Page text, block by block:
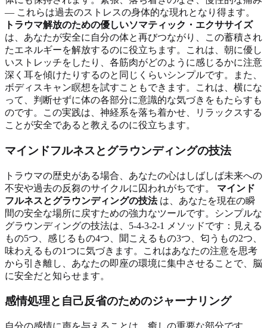
— これらは過去のストレスの身体的な現れとなり得ます。
トラウマ解放のための優しいソマティック・エクササイズ
は、あなたが安全に自分の体と再びつながり、この蓄積され
たエネルギーを解放するのに役立ちます。これは、朝に優し
いストレッチをしたり、各筋肉がどのように感じるかに注意
深く耳を傾けたりするのと同じくらいシンプルです。また、
ボディスキャン瞑想を試すこともできます。これは、横にな
って、判断せずに体の各部分に意識的な気づきをもたらすも
のです。この実践は、神経系を落ち着かせ、リラックスする
ことが安全であると教えるのに役立ちます。
マインドフルネスとグラウンディングの技法
トラウマの歴史がある場合、あなたの心はしばしば未来への
不安や過去の反芻のサイクルに囚われがちです。 マインド
フルネスとグラウンディングの技法は、あなたを現在の瞬
間の安全な場所に戻すための強力なツールです。シンプルな
グラウンディングの技法は、5-4-3-2-1 メソッドです：見える
もの5つ、感じるもの4つ、聞こえるもの3つ、匂うもの2つ、
味わえるもの1つに気づきます。これはあなたの注意を思考
から引き離し、あなたの即座の環境に集中させることで、脳
に安全だと知らせます。
感情処理と自己反省のためのジャーナリング
自分の感情に声を与えることは、癒しの重要な部分です。